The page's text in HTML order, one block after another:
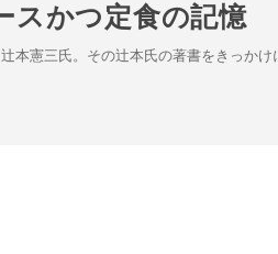
スかつ定食の記憶
本憲三氏。その辻本氏の著書をきっか